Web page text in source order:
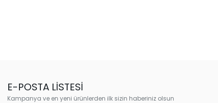
E-POSTA LİSTESİ
Kampanya ve en yeni ürünlerden ilk sizin haberiniz olsun